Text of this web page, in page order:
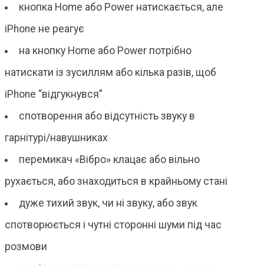
кнопка Home або Power натискається, але
iPhone не реагує
на кнопку Home або Power потрібно
натискати із зусиллям або кілька разів, щоб
iPhone “відгукнувся”
спотворення або відсутність звуку в
гарнітурі/навушниках
перемикач «Вібро» клацає або вільно
рухається, або знаходиться в крайньому стані
дуже тихий звук, чи ні звуку, або звук
спотворюється і чутні сторонні шуми під час
розмови